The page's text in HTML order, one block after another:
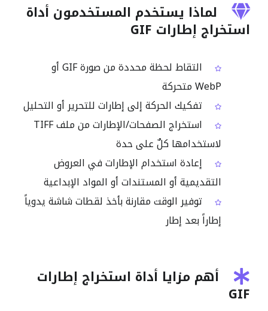
لماذا يستخدم المستخدمون أداة
استخراج إطارات GIF
التقاط لحظة محددة من صورة GIF أو
WebP متحركة
تفكيك الحركة إلى إطارات للتحرير أو التحليل
استخراج الصفحات/الإطارات من ملف TIFF
لاستخدامها كلٌ على حدة
إعادة استخدام الإطارات في العروض
التقديمية أو المستندات أو المواد الإبداعية
توفير الوقت مقارنة بأخذ لقطات شاشة يدوياً
إطاراً بعد إطار
أهم مزايا أداة استخراج إطارات
GIF